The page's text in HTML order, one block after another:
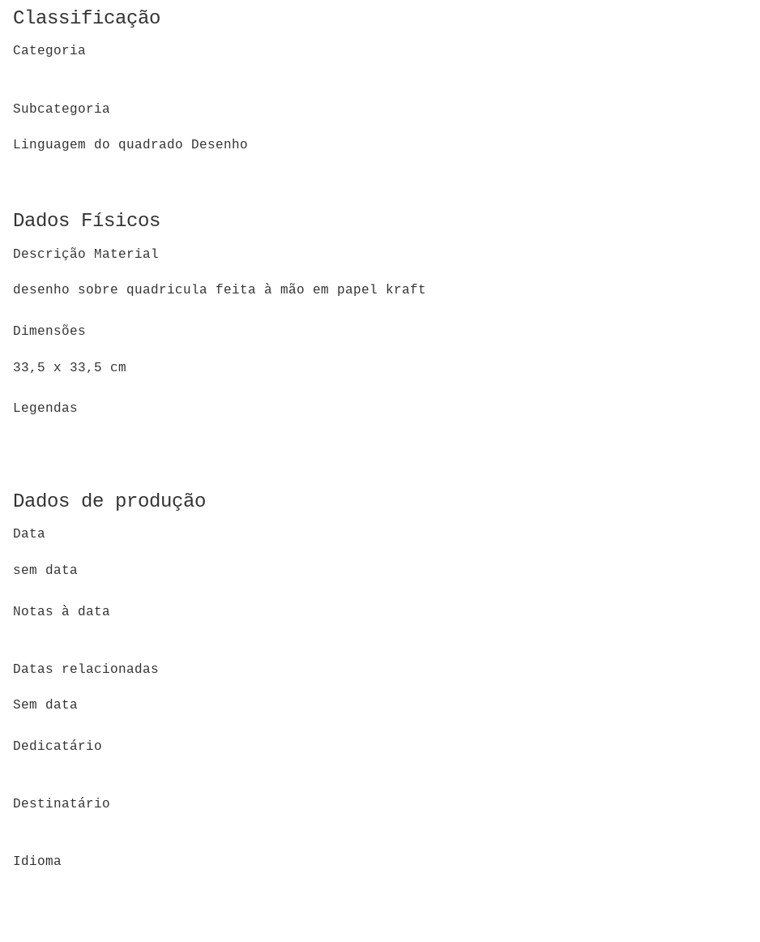
Classificação
Categoria
Subcategoria
Linguagem do quadrado Desenho
Dados Físicos
Descrição Material
desenho sobre quadricula feita à mão em papel kraft
Dimensões
33,5 x 33,5 cm
Legendas
Dados de produção
Data
sem data
Notas à data
Datas relacionadas
Sem data
Dedicatário
Destinatário
Idioma